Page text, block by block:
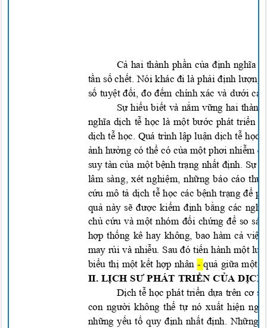
Cả hai thành phần của định nghĩa
tần số chết. Nói khác đi là phải định
số tuyệt đối, đo đếm chính xác và dưới
Sự hiểu biết và nắm vững hai
nghĩa dịch tễ học là một bước phát triển
dịch tễ học. Quá trình lập luận dịch tễ
ảnh hưởng có thể có của một phơi nhiễm
suy tàn của một bệnh trạng nhất định. Sự
lâm sàng, xét nghiệm, những báo cáo
cứu mô tả dịch tễ học các bệnh trạng để
quả này sẽ được kiểm định bằng các
chủ cứu và một nhóm đối chứng để so
hợp thống kê hay không, bao hàm cả
may rủi và nhiễu. Sau đó tiến hành một
biểu thị một kết hợp nhân -quả giữa một
II. LỊCH SƯ PHÁT TRIỂN CỦA
Dịch tễ học phát triển dựa trên cơ
con người không thể tự nó xuất hiện
những yếu tố quy định nhất định.